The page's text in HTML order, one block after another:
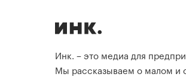
Инк. – это медиа для
Мы рассказываем о малом и